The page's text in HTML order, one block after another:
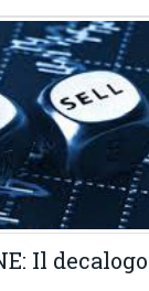
Il